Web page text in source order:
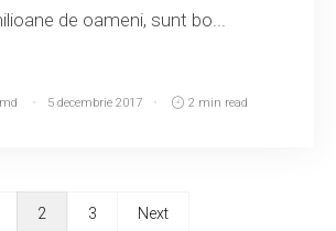
de oameni, sunt bo...
5 decembrie 2017 2 min read
2 3 Next